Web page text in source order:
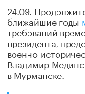
24.09.
ближайшие годы
требований
президента,
военно-
Владимир
в Мурманске.